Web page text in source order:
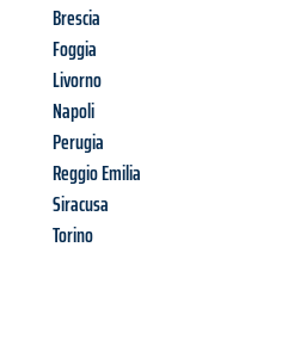
Brescia
Foggia
Livorno
Napoli
Perugia
Reggio Emilia
Siracusa
Torino